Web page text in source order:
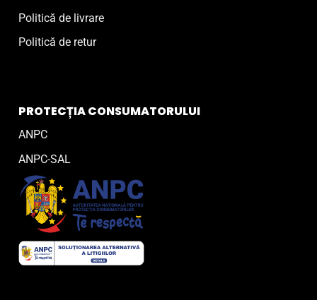
Politică de livrare
Politică de retur
PROTECȚIA CONSUMATORULUI
ANPC
ANPC-SAL